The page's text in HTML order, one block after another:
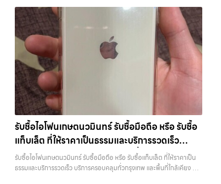
วังหินไม่ว่าคุณจะต้องการ รับซื้อโทรศัพท์, รับซื้อแมคบุค, รับซื้อโน๊ตบุ๊ค, รับ
ซื้อแท็บเล็ต, หรือบริการอื่นๆ เกี่ยวกับสินค้าไอที กรุงเทพฯ – เราพร้อมให้
บริการครบวงจร บริการของเรา เราให้บริการแบบครบวงจรสำหรับลูกค้าที่
ต้องการขายอุปกรณ์ไอที ไม่ว่าจะเป็น: รับซื้อไอโฟน ทุกรุ่น ทั้งเครื่องใหม่และ
เครื่องใช้งานแล้ว รับซื้อไอแพด แท็บเล็ต…
ทรัพย์สินที่มีมูลค่า คุณอาจต้องการเปลี่ยนรุ่น หรือต้องการเงินด่วน เราจึง
มอบบริการประเมินสภาพเครื่อง ฟรี ปราบปรามความยุ่งยากทั้งหลาย โดย
เน้น โปร่งใส มั่นใจได้ และจ่ายเงินทันทีเมื่อตกลงซื้อขายสำเร็จ บริการของเรา
ครอบคลุมทั้ง iPhone สายใหม่-เก่า, Samsung ทุกรุ่น, iPad และแท็บเล็ต
ทุกแบรนด์ เรารับถึงแม้จะอยู่ในสภาพใช้งานแล้ว ตกแต่งแล้ว หรือมีรอยบ้าง
เพราะมูลค่าของเครื่องไม่ได้ขึ้นอยู่แค่ยี่ห้อ แต่ขึ้นอยู่กับสภาพจริง ความครบ
ชุด และความสะดวกในการขายของคุณ เราจึงตั้งใจให้บริการในเขต
ลาดพร้าว, รัชดา, บางรัก, แจ้งวัฒนะ, บางแค, วัชรพล, รามอินทรา, บางนา,
บางพลี, เกษตรนวมินทร์, เสนานิคม, วังหิน อย่างเต็มที่ ไม่ว่าคุณจะค้นหาคำ
ว่า “รับซื้อมือถือใกล้ฉัน”, “รับซื้อโทรศัพท์มือสองกรุงเทพ”, “ขาย iPad ได้
ราคา”, “รับซื้อแท็บเล็ต กรุงเทพถึงที่”, หรือ “รับซื้อ Samsung มือสอง
ราคาสูง” — ที่นี่คือคำตอบ เพราะบริการของเรามุ่งตรงให้คุณได้รับราคาและ
ความสะดวกสบายที่เหนือกว่า เลือกเราแล้วคุณจะได้บริการที่คุณไว้วางใจ
พร้อมทีมงานที่พร้อมอำนวยความสะดวก นัดรับถึงที่ ตรวจสภาพอย่างมือ
อาชีพ และจ่ายเงินทันที ทั้งหมดนี้เพื่อให้การขายอุปกรณ์ของคุณเป็นเรื่อง
ง่ายขึ้น ดีกว่า รวดเร็วกว่า และคุ้มค่ากว่า ทำไมต้องเลือกเรา ผู้เชี่ยวชาญด้าน
การให้บริการ รับซื้อมือถือ iPhone, Samsung, ไอแพด แท็บเล็ตทุกยี่ห้อ ใน
วัชรพล รามอินทรา รับซื้อโทรศัพท์บางรัก — ผู้เชี่ยวชาญด้านการให้บริการ
รับซื้อมือถือ iPhone, Samsung, ไอแพด แท็บเล็ตทุกยี่ห้อ ในราคาสูง
พร้อมจ่ายเงินทันที รับซื้อโทรศัพท์บางรัก ผู้เชี่ยวชาญด้านการให้บริการ รับ
ซื้อมือถือ iPhone, Samsung, ไอแพด แท็บเล็ตทุกยี่ห้อ ในราคาสูง พร้อม
จ่ายเงินทันที… รับซื้อโทรศัพท์บางรัก ขายอุปกรณ์ไอทีแล้วอยากได้เงิน
ด่วน? ติดต่อเราเลย! การันตีราคาดี รับเงินทันใจ ประสบการณ์เหนือระดับ
กับการ รับซื้อไอโฟน, รับซื้อไอแพด, รับซื้อมือถือ ยินดีต้อนรับสู่ “รับซื้อขาย
มือถือ.com” เว็บไซต์ที่คุณไว้วางใจได้ สำหรับบริการ รับซื้อ มือถือ iPhone,
Samsung, iPad, แท็บเล็ต ทุกยี่ห้อ ให้ราคาสูง พร้อมจ่ายเงินทันที
ครอบคลุมพื้นที่ ลาดพร้าว, รัชดา, บางรัก, แจ้งวัฒนะ, บางแค, วัชรพล,
รามอินทรา และเขตกรุงเทพฯ ใกล้ “ใกล้ ฉัน” ที่สุด ในยุคที่สมาร์ทโฟน
แท็บเล็ต และอุปกรณ์ไอทีใหม่ๆ เปลี่ยนรุ่นกันแทบทุกช่วงเวลา อุปกรณ์ที่คุณ
ใช้แล้วอาจกลายเป็นของที่ไม่ได้ใช้งานอยู่เฉยๆ เว็บไซต์ของเราจึงเกิดขึ้นเพื่อ
เป็นทางเลือกให้คุณสามารถเปลี่ยนอุปกรณ์ที่ไม่ใช้แล้วให้กลายเป็นเงินสดได้
ทันที ด้วยบริการ รับซื้อไอโฟน, รับซื้อไอแพด, รับซื้อมือถือ, รับซื้อโทรศัพท์,
รับซื้อโน๊ตบุ๊ค, รับซื้อแท็บเล็ต, รับซื้อสินค้าไอทีกรุงเทพมหานคร อย่างครบ
วงจร ไม่ว่าคุณจะอยู่โซนเมืองหรือเขตชานเมือง เรามีทีมงานพร้อมให้บริการ
รับซื้อไอโฟนเกษตนวมินทร์ รับซื้อมือถือ หรือ รับซื้อ
แท็บเล็ต ที่ให้ราคาเป็นธรรมและบริการรวดเร็ว
บริการครอบคลุมทั่วกรุงเทพ และพื้นที่ใกล้เคียง
รับซื้อไอโฟนเกษตนวมินทร์ รับซื้อมือถือ หรือ รับซื้อแท็บเล็ต ที่ให้ราคาเป็น
ธรรมและบริการรวดเร็ว บริการครอบคลุมทั่วกรุงเทพ และพื้นที่ใกล้เคียง —